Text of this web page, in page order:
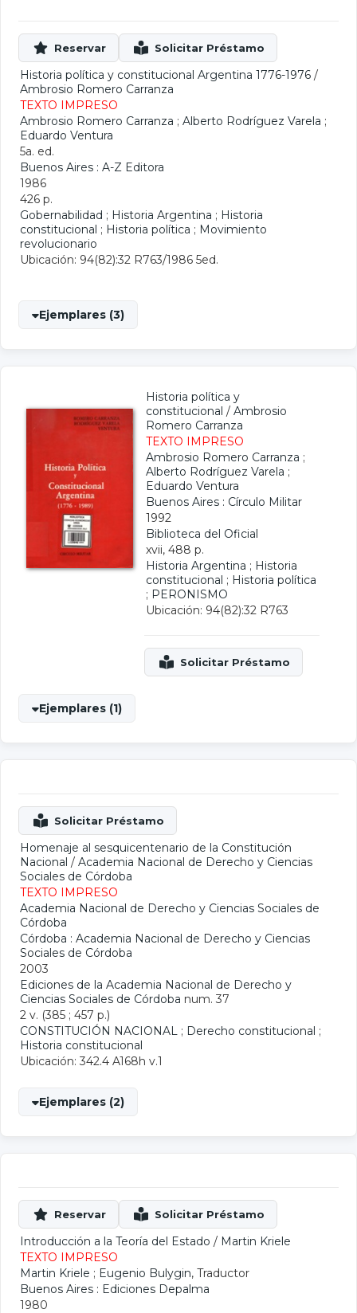
Historia política y constitucional Argentina 1776-1976 /
Ambrosio Romero Carranza
TEXTO IMPRESO
Ambrosio Romero Carranza ; Alberto Rodríguez Varela ;
Eduardo Ventura
5a. ed.
Buenos Aires : A-Z Editora
1986
426 p.
Gobernabilidad ; Historia Argentina ; Historia
constitucional ; Historia política ; Movimiento
revolucionario
Ubicación: 94(82):32 R763/1986 5ed.
Ejemplares (3)
Historia política y
constitucional / Ambrosio
Romero Carranza
TEXTO IMPRESO
Ambrosio Romero Carranza ;
Alberto Rodríguez Varela ;
Eduardo Ventura
Buenos Aires : Círculo Militar
1992
Biblioteca del Oficial
xvii, 488 p.
Historia Argentina ; Historia
constitucional ; Historia política
; PERONISMO
Ubicación: 94(82):32 R763
Ejemplares (1)
Homenaje al sesquicentenario de la Constitución
Nacional / Academia Nacional de Derecho y Ciencias
Sociales de Córdoba
TEXTO IMPRESO
Academia Nacional de Derecho y Ciencias Sociales de
Córdoba
Córdoba : Academia Nacional de Derecho y Ciencias
Sociales de Córdoba
2003
Ediciones de la Academia Nacional de Derecho y
Ciencias Sociales de Córdoba num. 37
2 v. (385 ; 457 p.)
CONSTITUCIÓN NACIONAL ; Derecho constitucional ;
Historia constitucional
Ubicación: 342.4 A168h v.1
Ejemplares (2)
Introducción a la Teoría del Estado / Martin Kriele
TEXTO IMPRESO
Martin Kriele ; Eugenio Bulygin, Traductor
Buenos Aires : Ediciones Depalma
1980